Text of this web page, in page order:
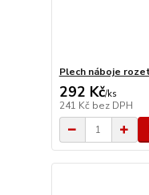
Plech náboje
292 Kč/ks
241 Kč bez DPH